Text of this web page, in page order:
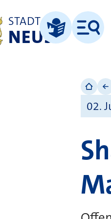
STADT
NEUSSLeichte Sprache
Menü
02.